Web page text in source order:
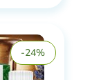
-24%